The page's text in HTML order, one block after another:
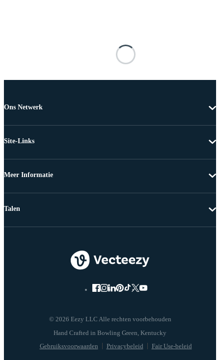
Ons Netwerk
Site-Links
Meer Informatie
© 2026 Eezy LLC Alle rechten voorbehouden
Gebruiksvoorwaarden Privacybeleid Fair Use-beleid
Talen